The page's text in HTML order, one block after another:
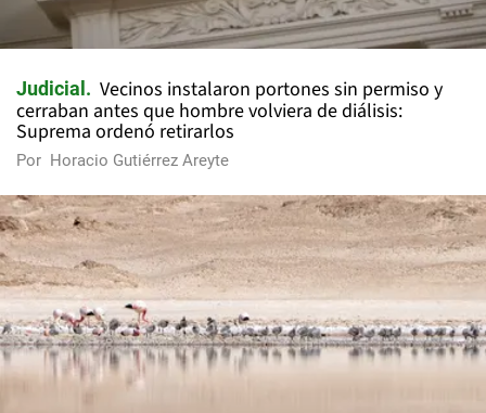
Judicial
Vecinos instalaron portones sin permiso y
cerraban antes que hombre volviera de diálisis:
Suprema ordenó retirarlos
Por Horacio Gutiérrez Areyte